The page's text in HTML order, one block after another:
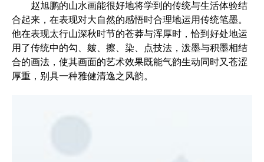
赵旭鹏的山水画能很好地将学到的传统与生活体验结
合起来，在表现对大自然的感悟时合理地运用传统笔墨。
他在表现太行山深秋时节的苍莽与浑厚时，恰到好处地运
用了传统中的勾、皴、擦、染、点技法，泼墨与积墨相结
合的画法，使其画面的艺术效果既能气韵生动同时又苍涩
厚重，别具一种雅健清逸之风韵。